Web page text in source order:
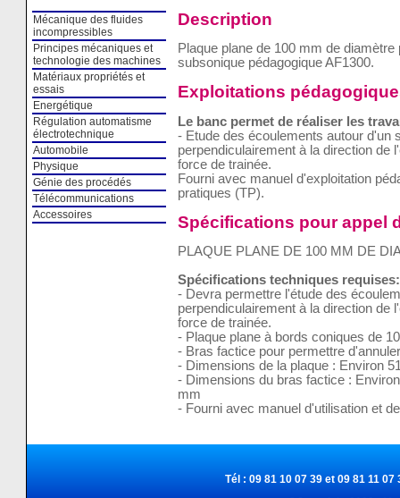
Mécanique des fluides
incompressibles
Principes mécaniques et
technologie des machines
Matériaux propriétés et
essais
Energétique
Régulation automatisme
électrotechnique
Automobile
Physique
Génie des procédés
Télécommunications
Accessoires
Description
Plaque plane de 100 mm de
subsonique pédagogique AF1300.
Exploitations
Le banc permet de réaliser les
- Etude des écoulements autour d'un
perpendiculairement à la direction de
force de trainée.
Fourni avec manuel d'exploitation
pratiques (TP).
Spécifications pour appel
PLAQUE PLANE DE 100 MM DE
Spécifications techniques requises:
- Devra permettre l'étude des
perpendiculairement à la direction de
force de trainée.
- Plaque plane à bords coniques de
- Bras factice pour permettre
- Dimensions de la plaque : Environ
- Dimensions du bras factice :
mm
- Fourni avec manuel d'utilisation et
Tél : 09 81 10 07 39 et 09 81 11